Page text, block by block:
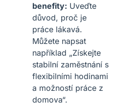
benefity: Uveďte
důvod, proč je
práce lákavá.
Můžete napsat
například „Získejte
stabilní zaměstnání s
flexibilními hodinami
a možností práce z
domova“.